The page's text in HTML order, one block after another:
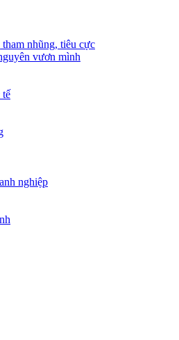
nhũng, tiêu cực
vươn mình
tế
nghiệp